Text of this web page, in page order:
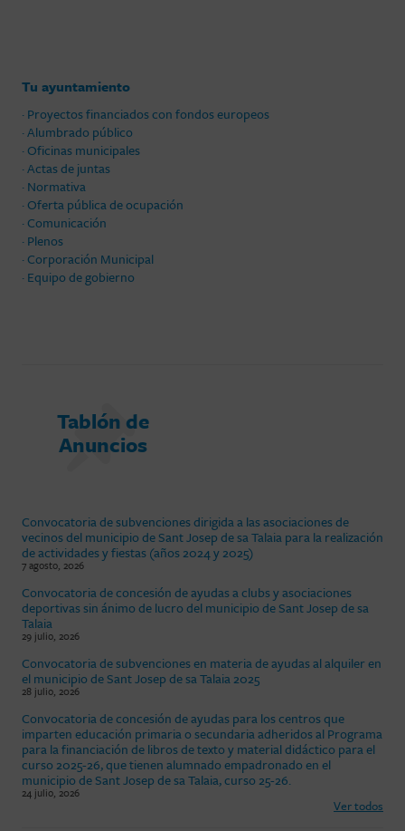
Tu ayuntamiento
· Proyectos financiados con fondos europeos
· Alumbrado público
· Oficinas municipales
· Actas de juntas
· Normativa
· Oferta pública de ocupación
· Comunicación
· Plenos
· Corporación Municipal
· Equipo de gobierno
Tablón de
Anuncios
Convocatoria de subvenciones dirigida a las asociaciones de
vecinos del municipio de Sant Josep de sa Talaia para la realización
de actividades y fiestas (años 2024 y 2025)
7 agosto, 2026
Convocatoria de concesión de ayudas a clubs y asociaciones
deportivas sin ánimo de lucro del municipio de Sant Josep de sa
Talaia
29 julio, 2026
Convocatoria de subvenciones en materia de ayudas al alquiler en
el municipio de Sant Josep de sa Talaia 2025
28 julio, 2026
Convocatoria de concesión de ayudas para los centros que
imparten educación primaria o secundaria adheridos al Programa
para la financiación de libros de texto y material didáctico para el
curso 2025-26, que tienen alumnado empadronado en el
municipio de Sant Josep de sa Talaia, curso 25-26.
24 julio, 2026
Ver todos